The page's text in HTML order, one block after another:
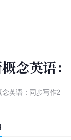
念英语
念英语：同步写作2